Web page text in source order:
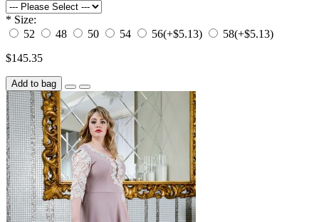
* Size:
52
48 50 54 56(+$5.13) 58(+$5.13)
$145.35
Add to bag